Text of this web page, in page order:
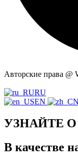
Авторские права @
RU
EN
УЗНАЙТЕ
В качестве